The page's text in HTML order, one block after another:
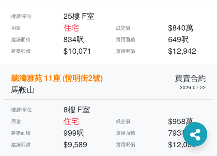
樓層/單位 25樓 F室
用途 住宅 成交價 $840萬
建築面積 834呎 實用面積 649呎
建築呎價 $10,071 實用呎價 $12,942
聽濤雅苑 11座 (恆明街2號)
買賣合約
馬鞍山
2026-07-22
樓層/單位 8樓 F室
用途 住宅 成交價 $958萬
建築面積 999呎 實用面積 793呎
建築呎價 $9,589 實用呎價 $12,080